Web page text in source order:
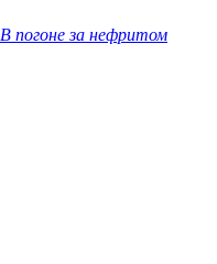
В погоне за нефритом